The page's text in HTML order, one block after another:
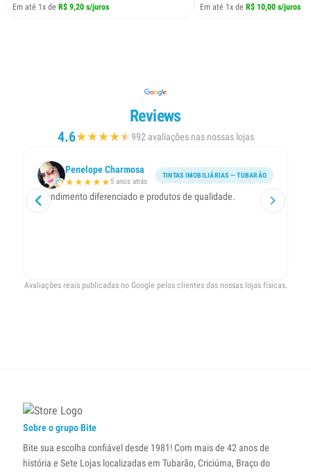
Em até 1x de R$ 9,20 s/juros Em até 1x de R$ 10,00 s/juros
Reviews
4.6★★★★★
★992 avaliações nas nossas lojas
Penelope Charmosa
★★★★★5 anos atrás
TINTAS IMOBILIÁRIAS — TUBARÃO
Atendimento diferenciado e produtos de qualidade.
Avaliações reais publicadas no Google pelos clientes das nossas lojas físicas.
Sobre o grupo Bite
Bite sua escolha confiável desde 1981! Com mais de 42 anos de
história e Sete Lojas localizadas em Tubarão, Criciúma, Braço do